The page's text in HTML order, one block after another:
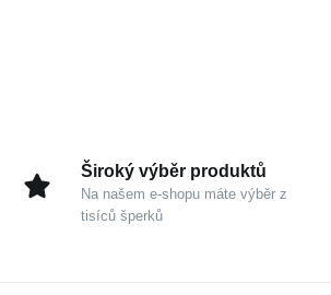
Široký výběr produktů
Na našem e-shopu máte výběr z
tisíců šperků